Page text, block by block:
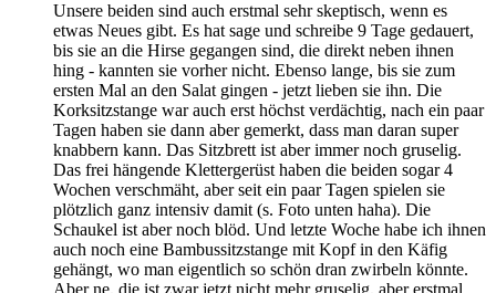
Unsere beiden sind auch erstmal sehr skeptisch, wenn es
etwas Neues gibt. Es hat sage und schreibe 9 Tage gedauert,
bis sie an die Hirse gegangen sind, die direkt neben ihnen
hing - kannten sie vorher nicht. Ebenso lange, bis sie zum
ersten Mal an den Salat gingen - jetzt lieben sie ihn. Die
Korksitzstange war auch erst höchst verdächtig, nach ein paar
Tagen haben sie dann aber gemerkt, dass man daran super
knabbern kann. Das Sitzbrett ist aber immer noch gruselig.
Das frei hängende Klettergerüst haben die beiden sogar 4
Wochen verschmäht, aber seit ein paar Tagen spielen sie
plötzlich ganz intensiv damit (s. Foto unten haha). Die
Schaukel ist aber noch blöd. Und letzte Woche habe ich ihnen
auch noch eine Bambussitzstange mit Kopf in den Käfig
gehängt, wo man eigentlich so schön dran zwirbeln könnte.